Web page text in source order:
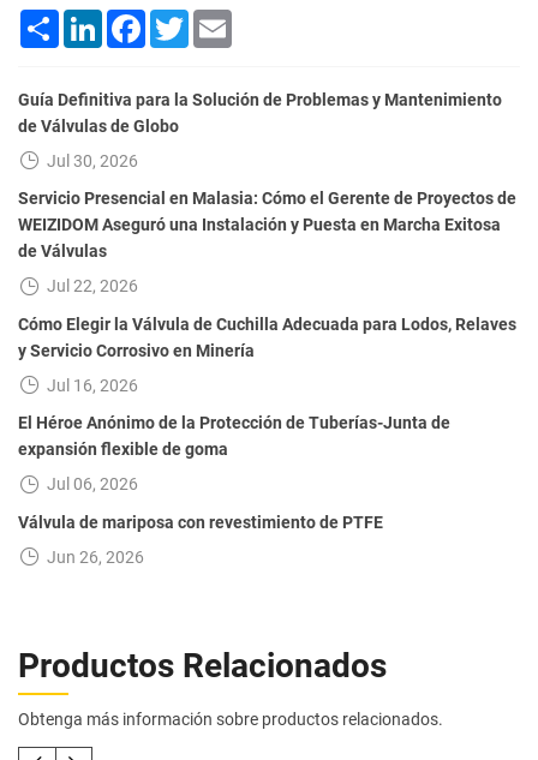
ShareLinkedInFacebook
Twitter
Guía Definitiva para la Solución de Problemas y Mantenimiento
de Válvulas de Globo
Jul 30, 2026
Servicio Presencial en Malasia: Cómo el Gerente de Proyectos de
WEIZIDOM Aseguró una Instalación y Puesta en Marcha Exitosa
de Válvulas
Jul 22, 2026
Cómo Elegir la Válvula de Cuchilla Adecuada para Lodos, Relaves
y Servicio Corrosivo en Minería
Jul 16, 2026
El Héroe Anónimo de la Protección de Tuberías-Junta de
expansión flexible de goma
Jul 06, 2026
Válvula de mariposa con revestimiento de PTFE
Jun 26, 2026
Productos Relacionados
Obtenga más información sobre productos relacionados.